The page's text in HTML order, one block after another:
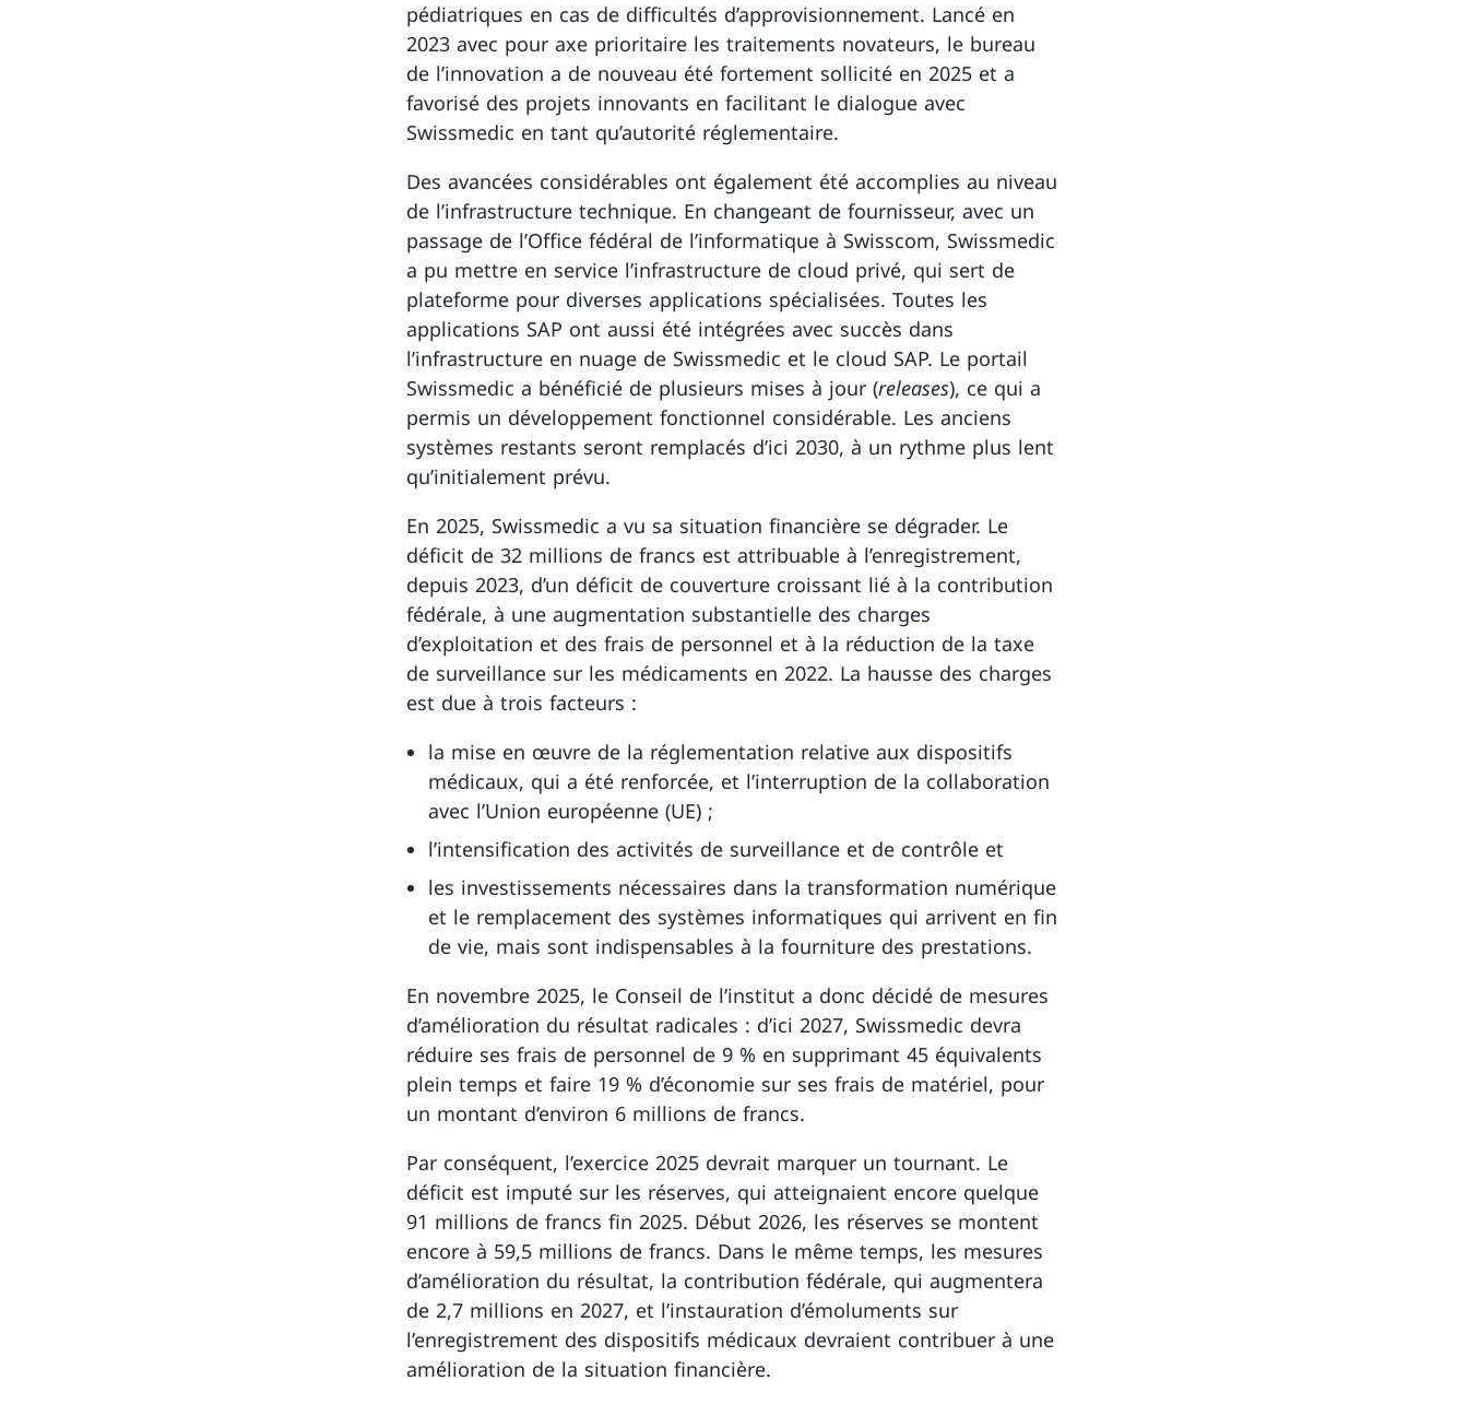
pédiatriques en cas de difficultés d’approvisionnement. Lancé en
2023 avec pour axe prioritaire les traitements novateurs, le bureau
de l’innovation a de nouveau été fortement sollicité en 2025 et a
favorisé des projets innovants en facilitant le dialogue avec
Swissmedic en tant qu’autorité réglementaire.
Des avancées considérables ont également été accomplies au niveau
de l’infrastructure technique. En changeant de fournisseur, avec un
passage de l’Office fédéral de l’informatique à Swisscom, Swissmedic
a pu mettre en service l’infrastructure de cloud privé, qui sert de
plateforme pour diverses applications spécialisées. Toutes les
applications SAP ont aussi été intégrées avec succès dans
l’infrastructure en nuage de Swissmedic et le cloud SAP. Le portail
Swissmedic a bénéficié de plusieurs mises à jour (releases), ce qui a
permis un développement fonctionnel considérable. Les anciens
systèmes restants seront remplacés d’ici 2030, à un rythme plus lent
qu’initialement prévu.
En 2025, Swissmedic a vu sa situation financière se dégrader. Le
déficit de 32 millions de francs est attribuable à l’enregistrement,
depuis 2023, d’un déficit de couverture croissant lié à la contribution
fédérale, à une augmentation substantielle des charges
d’exploitation et des frais de personnel et à la réduction de la taxe
de surveillance sur les médicaments en 2022. La hausse des charges
est due à trois facteurs :
la mise en œuvre de la réglementation relative aux dispositifs
médicaux, qui a été renforcée, et l’interruption de la collaboration
avec l’Union européenne (UE) ;
l’intensification des activités de surveillance et de contrôle et
les investissements nécessaires dans la transformation numérique
et le remplacement des systèmes informatiques qui arrivent en fin
de vie, mais sont indispensables à la fourniture des prestations.
En novembre 2025, le Conseil de l’institut a donc décidé de mesures
d’amélioration du résultat radicales : d’ici 2027, Swissmedic devra
réduire ses frais de personnel de 9 % en supprimant 45 équivalents
plein temps et faire 19 % d’économie sur ses frais de matériel, pour
un montant d’environ 6 millions de francs.
Par conséquent, l’exercice 2025 devrait marquer un tournant. Le
déficit est imputé sur les réserves, qui atteignaient encore quelque
91 millions de francs fin 2025. Début 2026, les réserves se montent
encore à 59,5 millions de francs. Dans le même temps, les mesures
d’amélioration du résultat, la contribution fédérale, qui augmentera
de 2,7 millions en 2027, et l’instauration d’émoluments sur
l’enregistrement des dispositifs médicaux devraient contribuer à une
amélioration de la situation financière.